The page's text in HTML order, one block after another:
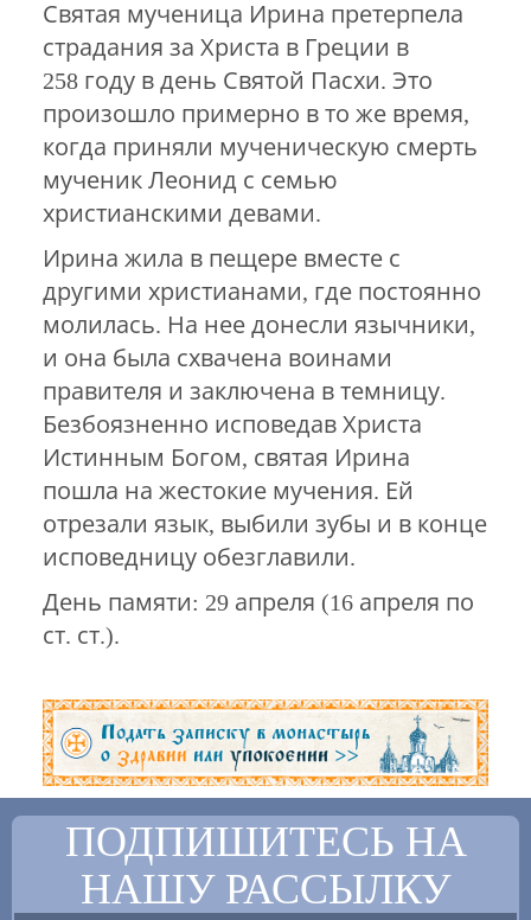
Святая мученица Ирина претерпела
страдания за Христа в Греции в
258 году в день Святой Пасхи. Это
произошло примерно в то же время,
когда приняли мученическую смерть
мученик Леонид с семью
христианскими девами.
Ирина жила в пещере вместе с
другими христианами, где постоянно
молилась. На нее донесли язычники,
и она была схвачена воинами
правителя и заключена в темницу.
Безбоязненно исповедав Христа
Истинным Богом, святая Ирина
пошла на жестокие мучения. Ей
отрезали язык, выбили зубы и в конце
исповедницу обезглавили.
День памяти: 29 апреля (16 апреля по
ст. ст.).
ПОДПИШИТЕСЬ НА
НАШУ РАССЫЛКУ